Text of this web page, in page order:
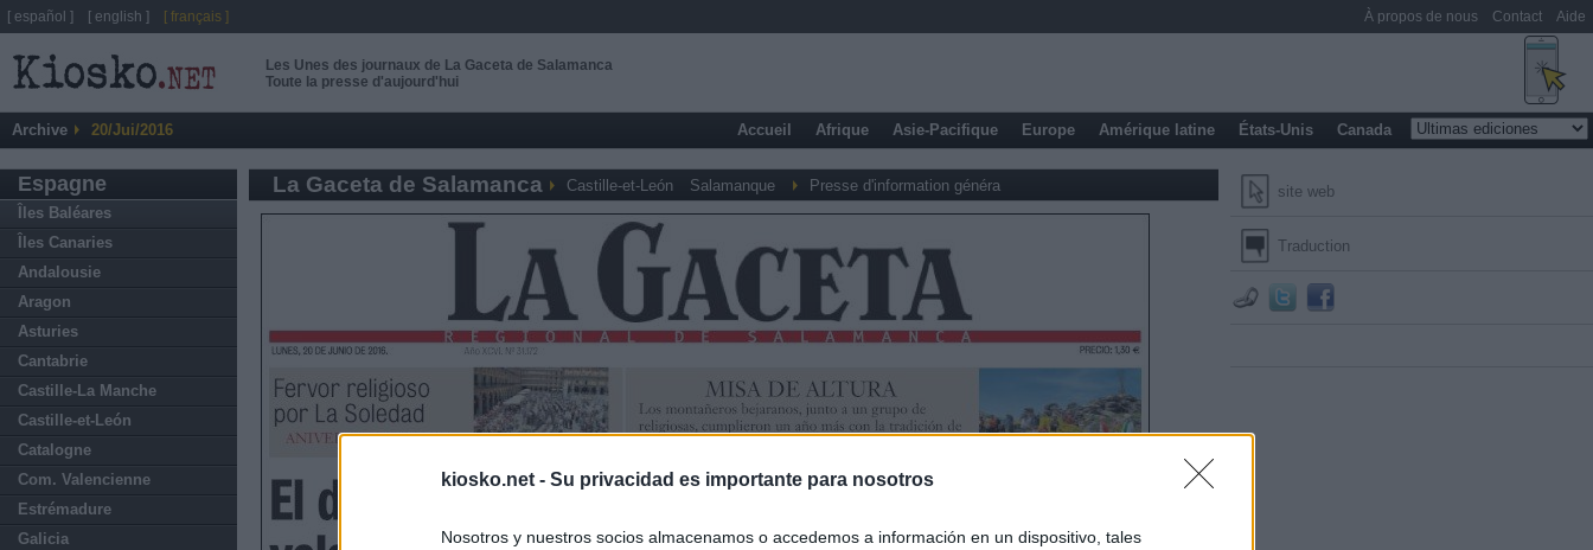
kiosko.net - Su privacidad es importante para nosotros
Nosotros y nuestros socios almacenamos o accedemos a información en un dispositivo, tales
Les Unes des journaux de La Gaceta de Salamanca
Toute la presse d'aujourd'hui
Archive 20/Jui/2016 Accueil Afrique Asie-Pacifique Europe Amérique latine États-Unis Canada
Espagne
Îles Baléares
Îles Canaries
Andalousie
Aragon
Asturies
Cantabrie
Castille-La Manche
Castille-et-León
Catalogne
Com. Valencienne
Estrémadure
Galicia
site web
Traduction
La Gaceta de Salamanca Castille-et-León Salamanque Presse d'information généra
[ español ] [ english ] [ français ] À propos de nous Contact Aide